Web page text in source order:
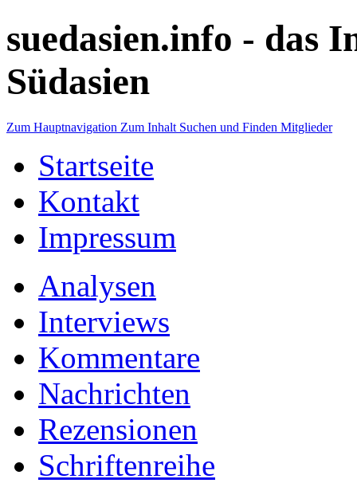
suedasien.info - das
Südasien
Zum Hauptnavigation Zum Inhalt Suchen und Finden Mitglieder
Startseite
Kontakt
Impressum
Analysen
Interviews
Kommentare
Nachrichten
Rezensionen
Schriftenreihe